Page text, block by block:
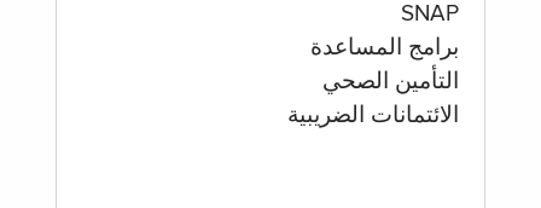
SNAP
برامج المساعدة
التأمين الصحي
الائتمانات الضريبية